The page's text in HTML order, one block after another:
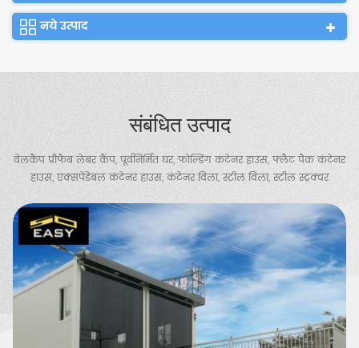
नये उत्पाद
संबंधित उत्पाद
वेलकैंप प्रीफैब लेबर कैंप, पूर्वनिर्मित घर, फोल्डिंग कंटेनर हाउस, फ्लैट पैक कंटेनर
हाउस, एक्सपेंडेबल कंटेनर हाउस, कंटेनर विला, स्टील विला, स्टील स्ट्रक्चर
वेयरहाउस, चिकन शेड, पोर्टेबल टॉयलेट, गार्ड हाउस आदि प्रदान करता है।